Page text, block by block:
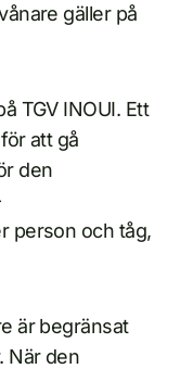
gäller på
TGV INOUI. Ett
att gå
den
person och tåg,
är begränsat
När den